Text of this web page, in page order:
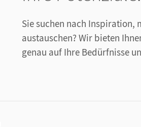
Sie suchen nach
austauschen? Wir bieten
genau auf Ihre Bedürfnisse